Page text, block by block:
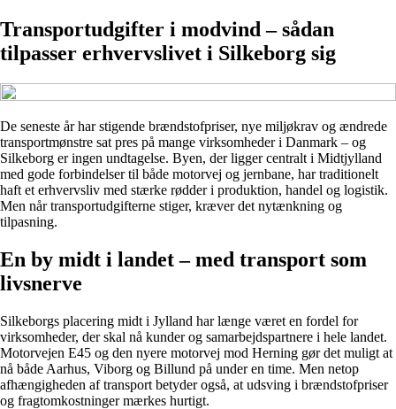
Transportudgifter i modvind – sådan
tilpasser erhvervslivet i Silkeborg sig
De seneste år har stigende brændstofpriser, nye miljøkrav og ændrede
transportmønstre sat pres på mange virksomheder i Danmark – og
Silkeborg er ingen undtagelse. Byen, der ligger centralt i Midtjylland
med gode forbindelser til både motorvej og jernbane, har traditionelt
haft et erhvervsliv med stærke rødder i produktion, handel og logistik.
Men når transportudgifterne stiger, kræver det nytænkning og
tilpasning.
En by midt i landet – med transport som
livsnerve
Silkeborgs placering midt i Jylland har længe været en fordel for
virksomheder, der skal nå kunder og samarbejdspartnere i hele landet.
Motorvejen E45 og den nyere motorvej mod Herning gør det muligt at
nå både Aarhus, Viborg og Billund på under en time. Men netop
afhængigheden af transport betyder også, at udsving i brændstofpriser
og fragtomkostninger mærkes hurtigt.